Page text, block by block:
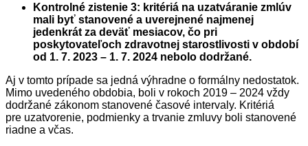
Kontrolné zistenie 3: kritériá na uzatváranie zmlúv
mali byť stanovené a uverejnené najmenej
jedenkrát za deväť mesiacov, čo pri
poskytovateľoch zdravotnej starostlivosti v období
od 1. 7. 2023 – 1. 7. 2024 nebolo dodržané.
Aj v tomto prípade sa jedná výhradne o formálny nedostatok.
Mimo uvedeného obdobia, boli v rokoch 2019 – 2024 vždy
dodržané zákonom stanovené časové intervaly. Kritériá
pre uzatvorenie, podmienky a trvanie zmluvy boli stanovené
riadne a včas.